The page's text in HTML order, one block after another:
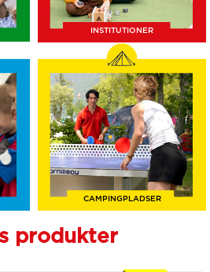
INSTITUTIONER
CAMPINGPLADSER
produkter